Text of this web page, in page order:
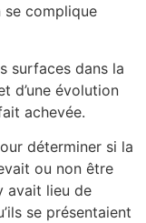
se complique
surfaces dans la
d’une évolution
achevée.
déterminer si la
ou non être
avait lieu de
se présentaient